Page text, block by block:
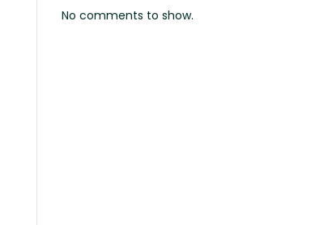
No comments to show.